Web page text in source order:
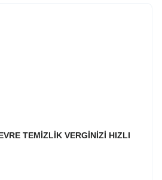
TEMİZLİK VERGİNİZİ HIZLI